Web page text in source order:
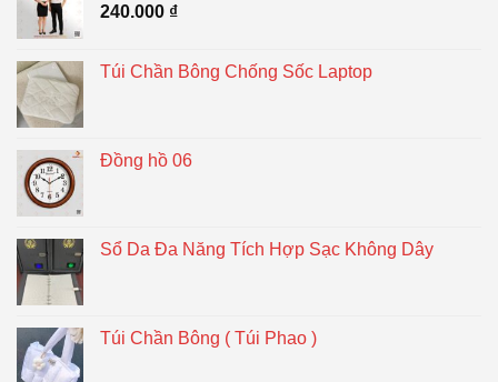
240.000 ₫
Túi Chần Bông Chống Sốc Laptop
Đồng hồ 06
Sổ Da Đa Năng Tích Hợp Sạc Không Dây
Túi Chần Bông ( Túi Phao )